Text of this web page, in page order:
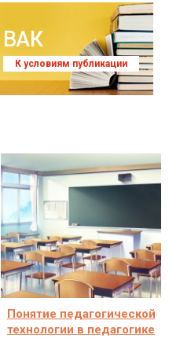
ВАК
К условиям публикации
Понятие педагогической
технологии в педагогике